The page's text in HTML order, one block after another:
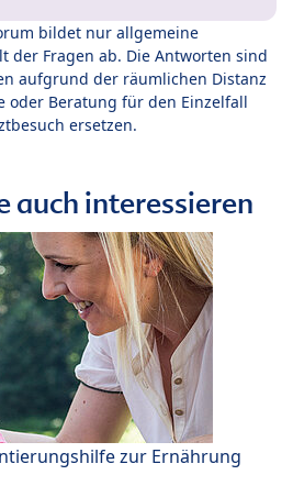
bildet nur allgemeine
der Fragen ab. Die Antworten sind
aufgrund der räumlichen Distanz
oder Beratung für den Einzelfall
ersetzen.
auch interessieren
zur Ernährung